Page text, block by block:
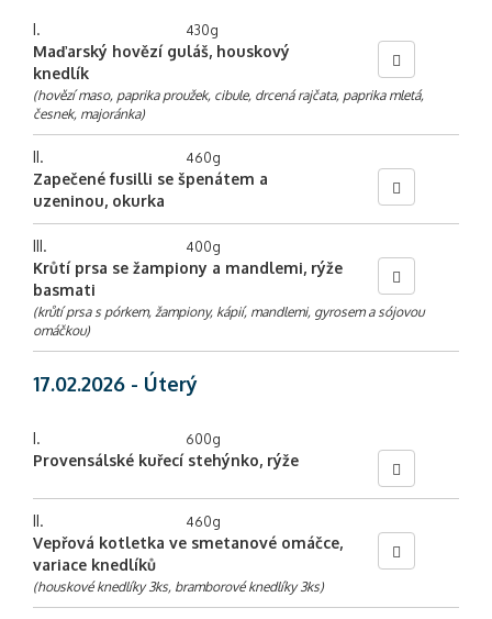
I. 430g
Maďarský hovězí guláš, houskový
knedlík
(hovězí maso, paprika proužek, cibule, drcená rajčata, paprika mletá,
česnek, majoránka)
II. 460g
Zapečené fusilli se špenátem a
uzeninou, okurka
III. 400g
Krůtí prsa se žampiony a mandlemi, rýže
basmati
(krůtí prsa s pórkem, žampiony, kápií, mandlemi, gyrosem a sójovou
omáčkou)
17.02.2026 - Úterý
I. 600g
Provensálské kuřecí stehýnko, rýže
II. 460g
Vepřová kotletka ve smetanové omáčce,
variace knedlíků
(houskové knedlíky 3ks, bramborové knedlíky 3ks)